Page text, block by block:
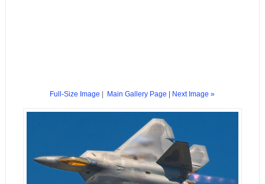
Full-Size Image Main Gallery Page | Next Image »